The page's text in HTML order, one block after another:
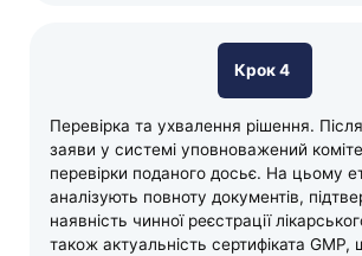
Крок 4
Перевірка та ухвалення рішення.
заяви у системі уповноважений
перевірки поданого досьє. На цьому
аналізують повноту документів,
наявність чинної реєстрації
також актуальність сертифіката